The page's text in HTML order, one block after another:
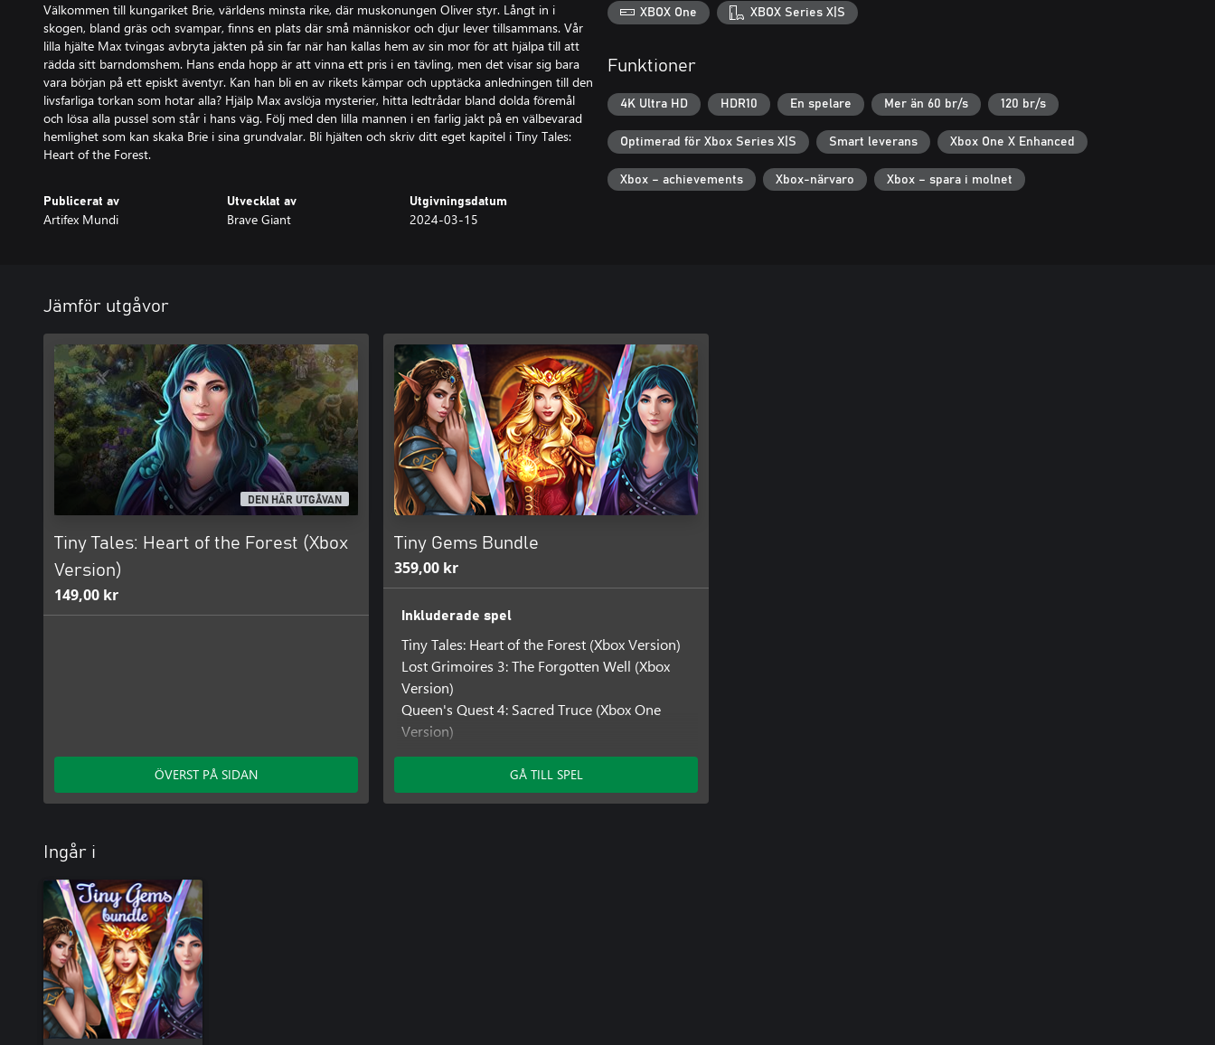
Välkommen till kungariket Brie, världens minsta rike, där muskonungen Oliver styr. Långt in i
skogen, bland gräs och svampar, finns en plats där små människor och djur lever tillsammans. Vår
lilla hjälte Max tvingas avbryta jakten på sin far när han kallas hem av sin mor för att hjälpa till att
rädda sitt barndomshem. Hans enda hopp är att vinna ett pris i en tävling, men det visar sig bara
vara början på ett episkt äventyr. Kan han bli en av rikets kämpar och upptäcka anledningen till den
livsfarliga torkan som hotar alla? Hjälp Max avslöja mysterier, hitta ledtrådar bland dolda föremål
och lösa alla pussel som står i hans väg. Följ med den lilla mannen i en farlig jakt på en välbevarad
hemlighet som kan skaka Brie i sina grundvalar. Bli hjälten och skriv ditt eget kapitel i Tiny Tales:
Heart of the Forest.
Publicerat av
Artifex Mundi
Utvecklat av
Brave Giant
Utgivningsdatum
2024-03-15
XBOX One XBOX Series X|S
Funktioner
4K Ultra HD HDR10 En spelare Mer än 60 br/s 120 br/s
Optimerad för Xbox Series X|S Smart leverans Xbox One X Enhanced
Xbox – achievements Xbox-närvaro Xbox – spara i molnet
Jämför utgåvor
DEN HÄR UTGÅVAN
Tiny Tales: Heart of the Forest (Xbox
Version)
149,00 kr
ÖVERST PÅ SIDAN
Tiny Gems Bundle
359,00 kr
Inkluderade spel
Tiny Tales: Heart of the Forest (Xbox Version)
Lost Grimoires 3: The Forgotten Well (Xbox
Version)
Queen's Quest 4: Sacred Truce (Xbox One
Version)
GÅ TILL SPEL
Ingår i